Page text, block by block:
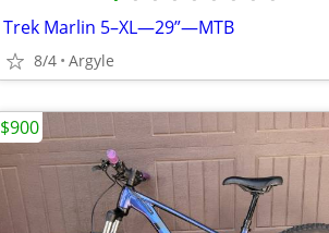
Trek Marlin 5–XL—29”—MTB
8/4 Argyle
$900